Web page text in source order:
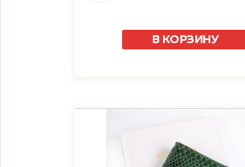
В КОРЗИНУ